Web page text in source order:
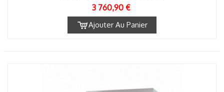
3 760,90 €
Ajouter Au Panier